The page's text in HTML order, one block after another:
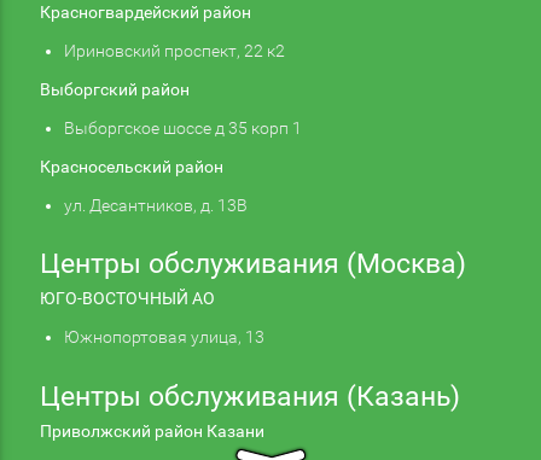
Красногвардейский район
Ириновский проспект, 22 к2
Выборгский район
Выборгское шоссе д 35 корп 1
Красносельский район
ул. Десантников, д. 13В
Центры обслуживания (Москва)
ЮГО-ВОСТОЧНЫЙ АО
Южнопортовая улица, 13
Центры обслуживания (Казань)
Приволжский район Казани